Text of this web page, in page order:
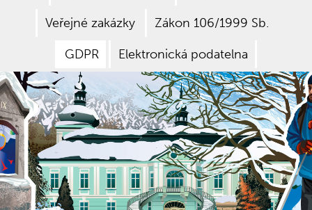
Veřejné zakázky Zákon 106/1999 Sb.
GDPR Elektronická podatelna